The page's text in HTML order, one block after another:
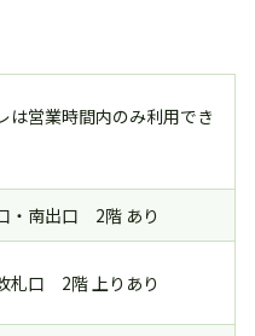
は営業時間内のみ利用でき
・南出口 2階 あり
札口 2階 上りあり